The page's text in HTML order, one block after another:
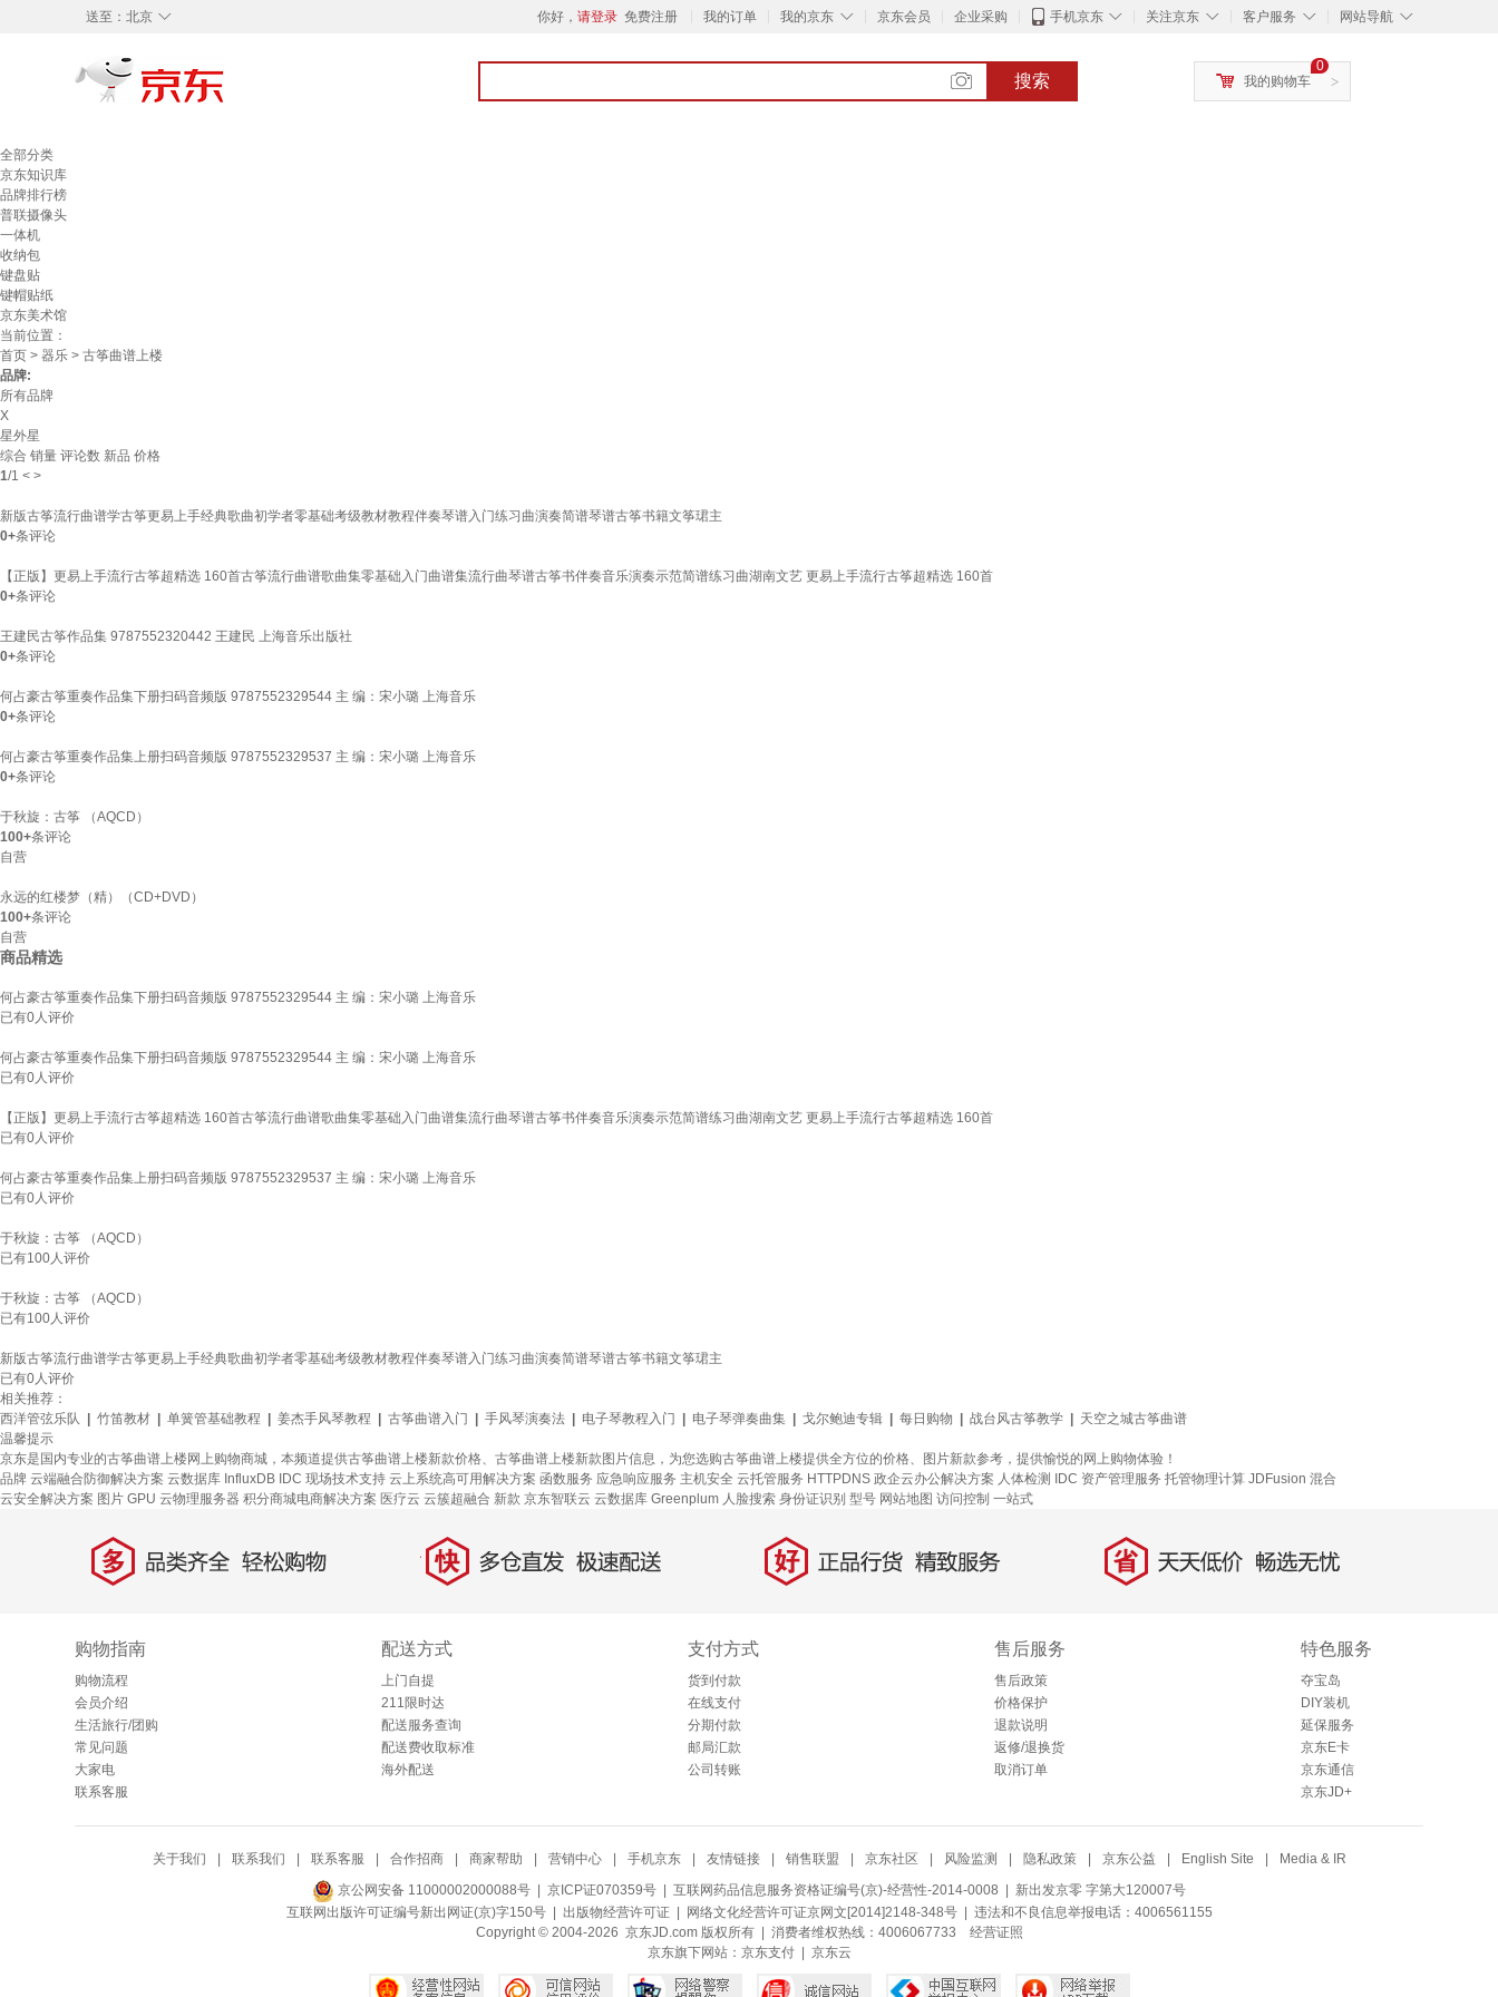
◇
送至： 北京 你好， 请登录 免费注册 我的订单 ◇
我的京东 京东会员 企业采购 ◇
手机京东 ◇
关注京东 ◇
客户服务 ◇
网站导航
搜索 >
0
我的购物车
全部分类
京东知识库
品牌排行榜
普联摄像头
一体机
收纳包
键盘贴
键帽贴纸
京东美术馆
当前位置：
首页 > 器乐 > 古筝曲谱上楼
品牌:
所有品牌
X
星外星
综合 销量 评论数 新品 价格
1/1 < >
新版古筝流行曲谱学古筝更易上手经典歌曲初学者零基础考级教材教程伴奏琴谱入门练习曲演奏简谱琴谱古筝书籍文筝珺主
0+条评论
【正版】更易上手流行古筝超精选 160首古筝流行曲谱歌曲集零基础入门曲谱集流行曲琴谱古筝书伴奏音乐演奏示范简谱练习曲湖南文艺 更易上手流行古筝超精选 160首
0+条评论
王建民古筝作品集 9787552320442 王建民 上海音乐出版社
0+条评论
何占豪古筝重奏作品集下册扫码音频版 9787552329544 主 编：宋小璐 上海音乐
0+条评论
何占豪古筝重奏作品集上册扫码音频版 9787552329537 主 编：宋小璐 上海音乐
0+条评论
于秋旋：古筝 （AQCD）
100+条评论
自营
永远的红楼梦（精）（CD+DVD）
100+条评论
自营
商品精选
何占豪古筝重奏作品集下册扫码音频版 9787552329544 主 编：宋小璐 上海音乐
已有0人评价
何占豪古筝重奏作品集下册扫码音频版 9787552329544 主 编：宋小璐 上海音乐
已有0人评价
【正版】更易上手流行古筝超精选 160首古筝流行曲谱歌曲集零基础入门曲谱集流行曲琴谱古筝书伴奏音乐演奏示范简谱练习曲湖南文艺 更易上手流行古筝超精选 160首
已有0人评价
何占豪古筝重奏作品集上册扫码音频版 9787552329537 主 编：宋小璐 上海音乐
已有0人评价
于秋旋：古筝 （AQCD）
已有100人评价
于秋旋：古筝 （AQCD）
已有100人评价
新版古筝流行曲谱学古筝更易上手经典歌曲初学者零基础考级教材教程伴奏琴谱入门练习曲演奏简谱琴谱古筝书籍文筝珺主
已有0人评价
相关推荐：
西洋管弦乐队
竹笛教材 单簧管基础教程 姜杰手风琴教程 古筝曲谱入门 手风琴演奏法 电子琴教程入门 电子琴弹奏曲集 戈尔鲍迪专辑 每日购物 战台风古筝教学
天空之城古筝曲谱
温馨提示
京东是国内专业的古筝曲谱上楼网上购物商城，本频道提供古筝曲谱上楼新款价格、古筝曲谱上楼新款图片信息，为您选购古筝曲谱上楼提供全方位的价格、图片新款参考，提供愉悦的网上购物体验！
品牌 云端融合防御解决方案 云数据库 InfluxDB IDC 现场技术支持 云上系统高可用解决方案 函数服务 应急响应服务 主机安全 云托管服务 HTTPDNS 政企云办公解决方案 人体检测 IDC 资产管理服务 托管物理计算 JDFusion 混合
云安全解决方案 图片 GPU 云物理服务器 积分商城电商解决方案 医疗云 云簇超融合 新款 京东智联云 云数据库 Greenplum 人脸搜索 身份证识别 型号 网站地图 访问控制 一站式
多 品类齐全，轻松购物 快 多仓直发，极速配送 好 正品行货，精致服务 省 天天低价，畅选无忧
购物指南
购物流程
会员介绍
生活旅行/团购
常见问题
大家电
联系客服
配送方式
上门自提
211限时达
配送服务查询
配送费收取标准
海外配送
支付方式
货到付款
在线支付
分期付款
邮局汇款
公司转账
售后服务
售后政策
价格保护
退款说明
返修/退换货
取消订单
特色服务
夺宝岛
DIY装机
延保服务
京东E卡
京东通信
京东JD+
关于我们 联系我们 联系客服 合作招商 商家帮助 营销中心 手机京东 友情链接 销售联盟 京东社区 风险监测 隐私政策 京东公益 English Site Media & IR
京公网安备 11000002000088号 | 京ICP证070359号 | 互联网药品信息服务资格证编号(京)-经营性-2014-0008 | 新出发京零 字第大120007号
互联网出版许可证编号新出网证(京)字150号 | 出版物经营许可证| 网络文化经营许可证京网文[2014]2148-348号| 违法和不良信息举报电话：4006561155
Copyright © 2004-2026 京东JD.com 版权所有 | 消费者维权热线：4006067733 经营证照
京东旗下网站： 京东支付| 京东云